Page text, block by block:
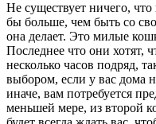
Не существует ничего,
бы больше, чем быть со
она делает. Это милые
Последнее что они хотят,
несколько часов подряд,
выбором, если у вас дома
иначе, вам потребуется
меньшей мере, из второй